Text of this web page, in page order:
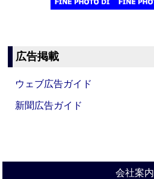
広告掲載
ウェブ広告ガイド
新聞広告ガイド
会社案内